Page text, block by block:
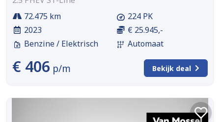
72.475 km
2023
Benzine / Elektrisch
224 PK
€ 25.945,-
Automaat
€ 406 p/m Bekijk deal